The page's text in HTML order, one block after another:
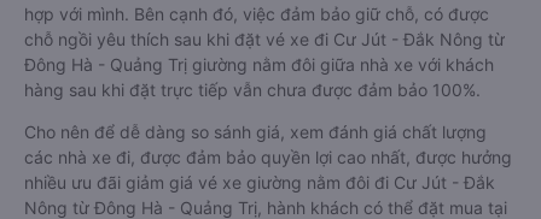
hợp với mình. Bên cạnh đó, việc đảm bảo giữ chỗ, có được
chỗ ngồi yêu thích sau khi đặt vé xe đi Cư Jút - Đắk Nông từ
Đông Hà - Quảng Trị giường nằm đôi giữa nhà xe với khách
hàng sau khi đặt trực tiếp vẫn chưa được đảm bảo 100%.
Cho nên để dễ dàng so sánh giá, xem đánh giá chất lượng
các nhà xe đi, được đảm bảo quyền lợi cao nhất, được hưởng
nhiều ưu đãi giảm giá vé xe giường nằm đôi đi Cư Jút - Đắk
Nông từ Đông Hà - Quảng Trị, hành khách có thể đặt mua tại